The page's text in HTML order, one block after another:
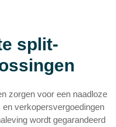
split-
zorgen voor een naadloze
verkopersvergoedingen
wordt gegarandeerd